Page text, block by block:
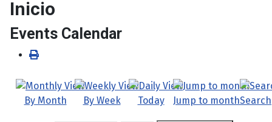
Inicio
Events Calendar
By Month By Week Today Jump to monthSearch